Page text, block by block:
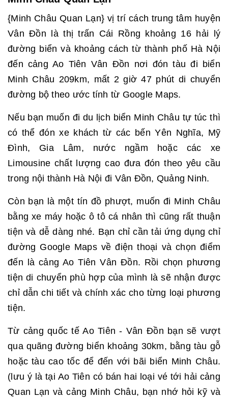
{Minh Châu Quan Lạn} vị trí cách trung tâm huyện
Vân Đồn là thị trấn Cái Rồng khoảng 16 hải lý
đường biển và khoảng cách từ thành phố Hà Nội
đến cảng Ao Tiên Vân Đồn nơi đón tàu đi biển
Minh Châu 209km, mất 2 giờ 47 phút di chuyển
đường bộ theo ước tính từ Google Maps.
Nếu bạn muốn đi du lịch biển Minh Châu tự túc thì
có thể đón xe khách từ các bến Yên Nghĩa, Mỹ
Đình, Gia Lâm, nước ngầm hoặc các xe
Limousine chất lượng cao đưa đón theo yêu cầu
trong nội thành Hà Nội đi Vân Đồn, Quảng Ninh.
Còn bạn là một tín đồ phượt, muốn đi Minh Châu
bằng xe máy hoặc ô tô cá nhân thì cũng rất thuận
tiện và dễ dàng nhé. Bạn chỉ cần tải ứng dụng chỉ
đường Google Maps về điện thoại và chọn điểm
đến là cảng Ao Tiên Vân Đồn. Rồi chọn phương
tiện di chuyển phù hợp của mình là sẽ nhận được
chỉ dẫn chi tiết và chính xác cho từng loại phương
tiện.
Từ cảng quốc tế Ao Tiên - Vân Đồn bạn sẽ vượt
qua quãng đường biển khoảng 30km, bằng tàu gỗ
hoặc tàu cao tốc để đến với bãi biển Minh Châu.
(lưu ý là tại Ao Tiên có bán hai loại vé tới hải cảng
Quan Lạn và cảng Minh Châu, bạn nhớ hỏi kỹ và